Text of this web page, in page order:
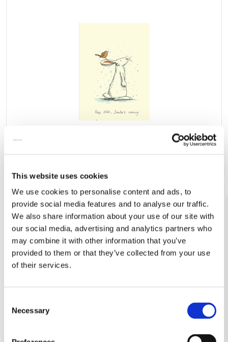
This website uses cookies
We use cookies to personalise content and ads, to
provide social media features and to analyse our traffic.
We also share information about your use of our site with
our social media, advertising and analytics partners who
may combine it with other information that you’ve
provided to them or that they’ve collected from your use
of their services.
Selection
Necessary
KERST TWO BAD MICE